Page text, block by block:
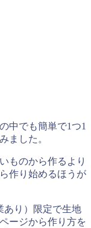
中でも簡単で1つ1
ました。
ものから作るより
作り始めるほうが
あり）限定で生地
ージから作り方を